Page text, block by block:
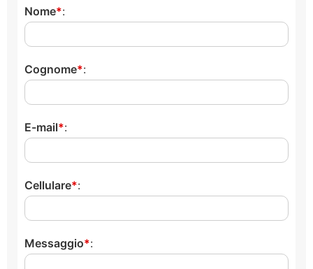
Nome :
Cognome :
E-mail :
Cellulare :
Messaggio :